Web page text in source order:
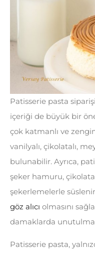
Patisserie pasta
içeriği de büyük bir
çok katmanlı ve
vanilyalı, çikolatalı,
bulunabilir. Ayrıca,
şeker hamuru,
şekerlemelerle
göz alıcı olmasını
damaklarda
Patisserie pasta,